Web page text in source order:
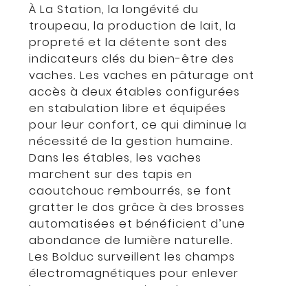
À La Station, la longévité du
troupeau, la production de lait, la
propreté et la détente sont des
indicateurs clés du bien-être des
vaches. Les vaches en pâturage ont
accès à deux étables configurées
en stabulation libre et équipées
pour leur confort, ce qui diminue la
nécessité de la gestion humaine.
Dans les étables, les vaches
marchent sur des tapis en
caoutchouc rembourrés, se font
gratter le dos grâce à des brosses
automatisées et bénéficient d’une
abondance de lumière naturelle.
Les Bolduc surveillent les champs
électromagnétiques pour enlever